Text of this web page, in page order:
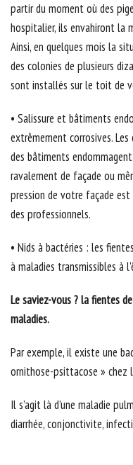
partir du moment où des
hospitalier, ils envahiront la
Ainsi, en quelques mois la
des colonies de plusieurs
sont installés sur le toit de
• Salissure et bâtiments
extrêmement corrosives.
des bâtiments
ravalement de façade ou
pression de votre façade
des professionnels.
• Nids à bactéries : les
à maladies transmissibles à
Le saviez-vous ? la fientes
maladies.
Par exemple, il existe une
ornithose-psittacose » chez
Il s’agit là d’une maladie
diarrhée, conjonctivite,